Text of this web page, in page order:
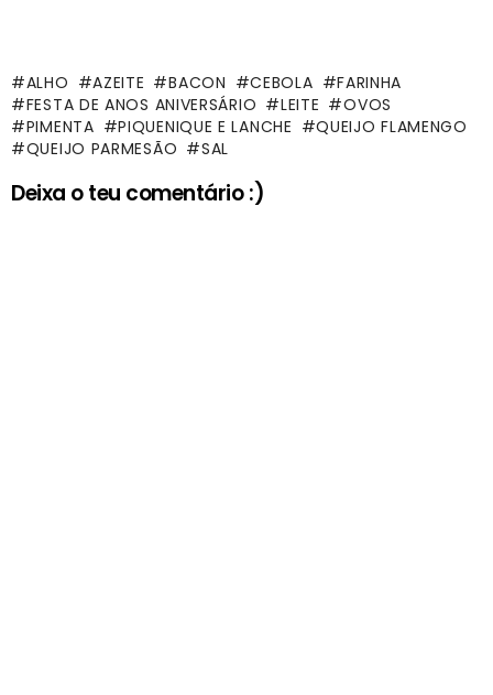
ALHO AZEITE BACON CEBOLA
FARINHA
FESTA DE ANOS ANIVERSÁRIO
LEITE
OVOS
PIMENTA
PIQUENIQUE E LANCHE
QUEIJO FLAMENGO
QUEIJO PARMESÃO
SAL
Deixa o teu comentário :)